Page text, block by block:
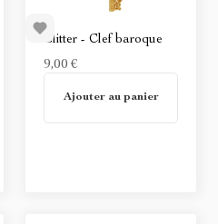
Glitter - Clef baroque
9,00 €
Non disponible
Ajouter au panier